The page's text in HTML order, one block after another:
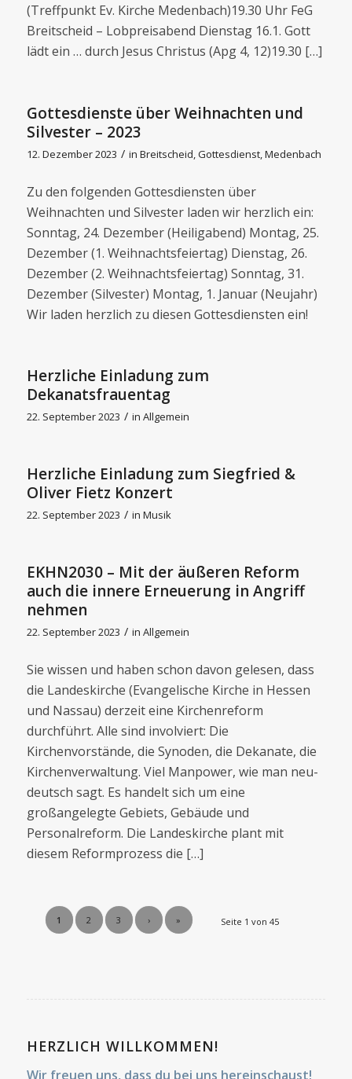
(Treffpunkt Ev. Kirche Medenbach)19.30 Uhr FeG
Breitscheid – Lobpreisabend Dienstag 16.1. Gott
lädt ein … durch Jesus Christus (Apg 4, 12)19.30 […]
Gottesdienste über Weihnachten und
Silvester – 2023
12. Dezember 2023 / in Breitscheid,Gottesdienst,Medenbach
Zu den folgenden Gottesdiensten über
Weihnachten und Silvester laden wir herzlich ein:
Sonntag, 24. Dezember (Heiligabend) Montag, 25.
Dezember (1. Weihnachtsfeiertag) Dienstag, 26.
Dezember (2. Weihnachtsfeiertag) Sonntag, 31.
Dezember (Silvester) Montag, 1. Januar (Neujahr)
Wir laden herzlich zu diesen Gottesdiensten ein!
Herzliche Einladung zum
Dekanatsfrauentag
22. September 2023 / in Allgemein
Herzliche Einladung zum Siegfried &
Oliver Fietz Konzert
22. September 2023 / in Musik
EKHN2030 – Mit der äußeren Reform
auch die innere Erneuerung in Angriff
nehmen
22. September 2023 / in Allgemein
Sie wissen und haben schon davon gelesen, dass
die Landeskirche (Evangelische Kirche in Hessen
und Nassau) derzeit eine Kirchenreform
durchführt. Alle sind involviert: Die
Kirchenvorstände, die Synoden, die Dekanate, die
Kirchenverwaltung. Viel Manpower, wie man neu­
deutsch sagt. Es handelt sich um eine
großangelegte Gebiets­, Ge­bäude­ und
Personalreform. Die Landeskirche plant mit
diesem Re­formprozess die […]
Seite 1 von 45
1 2 3 › »
HERZLICH WILLKOMMEN!
Wir freuen uns, dass du bei uns hereinschaust!